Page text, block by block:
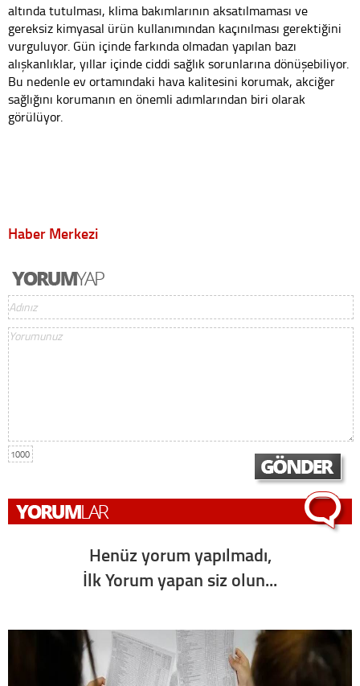
altında tutulması, klima bakımlarının aksatılmaması ve
gereksiz kimyasal ürün kullanımından kaçınılması gerektiğini
vurguluyor. Gün içinde farkında olmadan yapılan bazı
alışkanlıklar, yıllar içinde ciddi sağlık sorunlarına dönüşebiliyor.
Bu nedenle ev ortamındaki hava kalitesini korumak, akciğer
sağlığını korumanın en önemli adımlarından biri olarak
görülüyor.
Haber Merkezi
1000
Henüz yorum yapılmadı,
İlk Yorum yapan siz olun...